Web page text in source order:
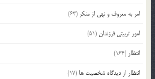
امر به معروف و نهی از منکر (63)
امور تربیتی فرزندان(51)
انتظار (164)
انتظار از دیدگاه شخصیت ها (17)